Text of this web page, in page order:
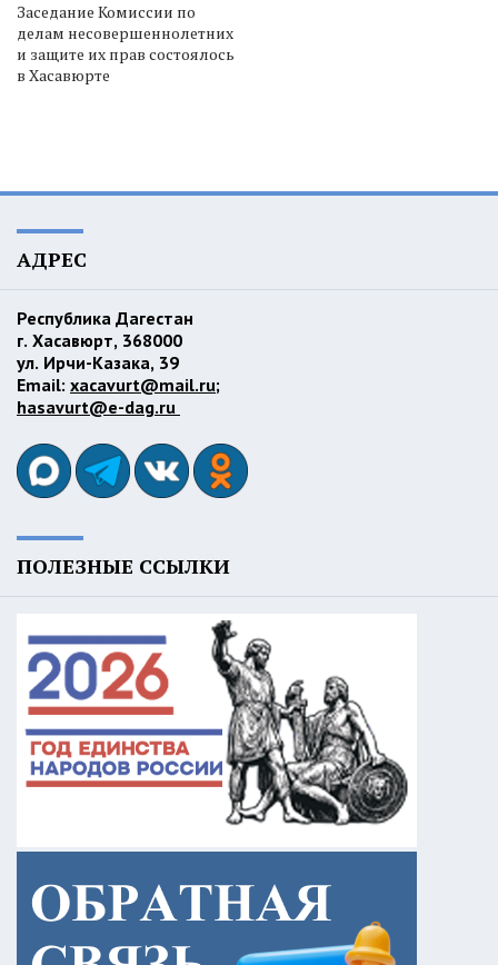
Заседание Комиссии по
делам несовершеннолетних
и защите их прав состоялось
в Хасавюрте
АДРЕС
Республика Дагестан
г. Хасавюрт, 368000
ул. Ирчи-Казака, 39
Email: xacavurt@mail.ru;
hasavurt@e-dag.ru
ПОЛЕЗНЫЕ ССЫЛКИ